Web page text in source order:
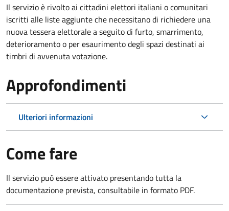
Il servizio è rivolto ai cittadini elettori italiani o comunitari
iscritti alle liste aggiunte che necessitano di richiedere una
nuova tessera elettorale a seguito di furto, smarrimento,
deterioramento o per esaurimento degli spazi destinati ai
timbri di avvenuta votazione.
Approfondimenti
Ulteriori informazioni
Come fare
Il servizio può essere attivato presentando tutta la
documentazione prevista, consultabile in formato PDF.